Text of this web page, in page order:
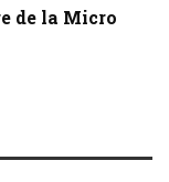
de la Micro